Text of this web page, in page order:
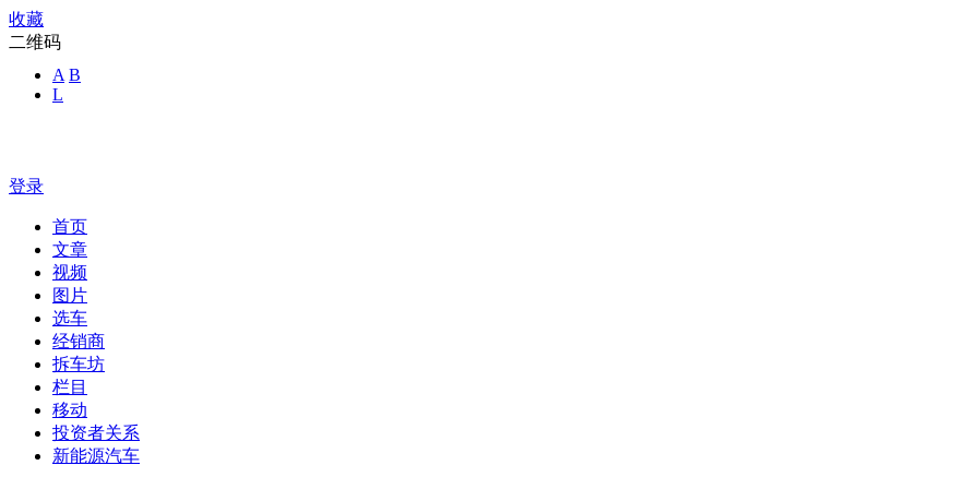
收藏
二维码
登录
首页
文章
视频
图片
选车
经销商
拆车坊
栏目
移动
投资者关系
新能源汽车
A B
L